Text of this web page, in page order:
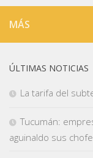
MÁS
ÚLTIMAS NOTICIAS
La tarifa del
Tucumán:
aguinaldo sus